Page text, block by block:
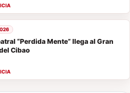
“Perdida Mente” llega al Gran
Cibao